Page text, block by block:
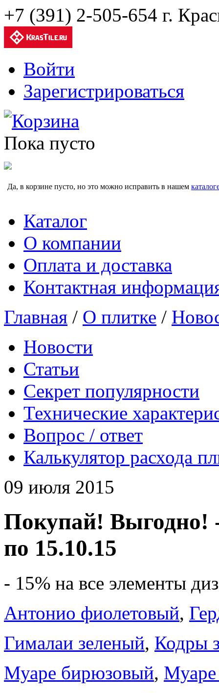
+7 (391) 2-505-654 г.
Войти
Зарегистрироваться
Корзина
Пока пусто
Да, в корзине пусто, но это можно исправить в нашем
Каталог
О компании
Оплата и доставка
Контактная
Главная / О плитке /
Новости
Статьи
Секрет популярности
Технические
Вопрос / ответ
Калькулятор расхода
09 июля 2015
Покупай! Выгодно!
по 15.10.15
- 15% на все элементы
Антонио фиолетовый,
Гималаи зеленый, Кодры
Муаре бирюзовый,